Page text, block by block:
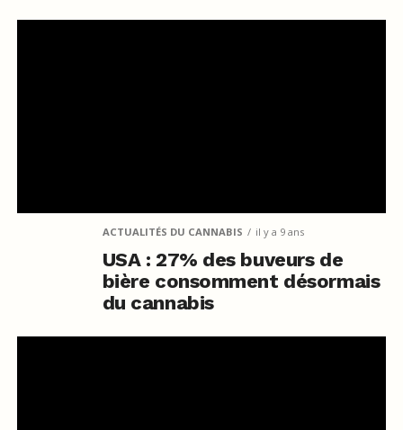
ACTUALITÉS DU CANNABIS il y a 9 ans
USA : 27% des buveurs de
bière consomment désormais
du cannabis